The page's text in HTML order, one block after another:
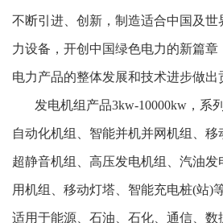
不断引进、创新，制造适合中国及
力设备，开创中国绿色电力的新篇章
电力产品的整体发展和技术进步做出
发电机组产品3kw-10000kw，系
自动化机组、智能并机并网机组、移
超静音机组、高压发电机组、汽油
用机组、移动灯塔、智能充电桩(站)
适用于能源、石油、石化、通信、数